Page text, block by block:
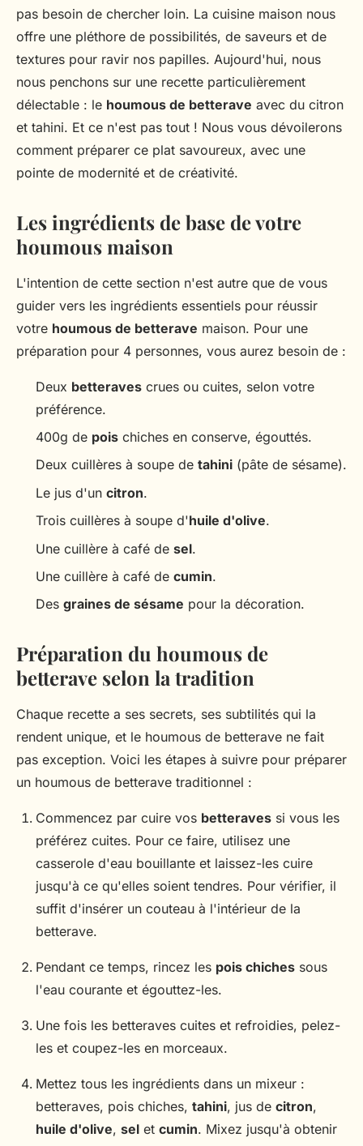
pas besoin de chercher loin. La cuisine maison nous
offre une pléthore de possibilités, de saveurs et de
textures pour ravir nos papilles. Aujourd'hui, nous
nous penchons sur une recette particulièrement
délectable : le houmous de betterave avec du citron
et tahini. Et ce n'est pas tout ! Nous vous dévoilerons
comment préparer ce plat savoureux, avec une
pointe de modernité et de créativité.
Les ingrédients de base de votre
houmous maison
L'intention de cette section n'est autre que de vous
guider vers les ingrédients essentiels pour réussir
votre houmous de betterave maison. Pour une
préparation pour 4 personnes, vous aurez besoin de :
Deux betteraves crues ou cuites, selon votre
préférence.
400g de pois chiches en conserve, égouttés.
Deux cuillères à soupe de tahini (pâte de sésame).
Le jus d'un citron.
Trois cuillères à soupe d'huile d'olive.
Une cuillère à café de sel.
Une cuillère à café de cumin.
Des graines de sésame pour la décoration.
Préparation du houmous de
betterave selon la tradition
Chaque recette a ses secrets, ses subtilités qui la
rendent unique, et le houmous de betterave ne fait
pas exception. Voici les étapes à suivre pour préparer
un houmous de betterave traditionnel :
Commencez par cuire vos betteraves si vous les
préférez cuites. Pour ce faire, utilisez une
casserole d'eau bouillante et laissez-les cuire
jusqu'à ce qu'elles soient tendres. Pour vérifier, il
suffit d'insérer un couteau à l'intérieur de la
betterave.
Pendant ce temps, rincez les pois chiches sous
l'eau courante et égouttez-les.
Une fois les betteraves cuites et refroidies, pelez-
les et coupez-les en morceaux.
Mettez tous les ingrédients dans un mixeur :
betteraves, pois chiches, tahini, jus de citron,
huile d'olive, sel et cumin. Mixez jusqu'à obtenir